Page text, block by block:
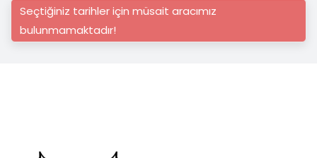
Seçtiğiniz tarihler için müsait aracımız
bulunmamaktadır!